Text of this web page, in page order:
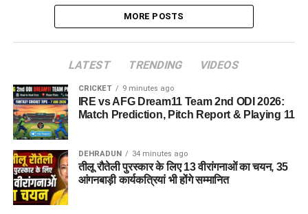
MORE POSTS
LATEST TRENDING VIDEOS
CRICKET 9 minutes ago
IRE vs AFG Dream11 Team 2nd ODI 2026:
Match Prediction, Pitch Report & Playing 11
DEHRADUN 34 minutes ago
तीलू रौतेली पुरस्कार के लिए 13 वीरांगनाओं का चयन, 35
आंगनबाड़ी कार्यकत्रियां भी होंगे सम्मानित